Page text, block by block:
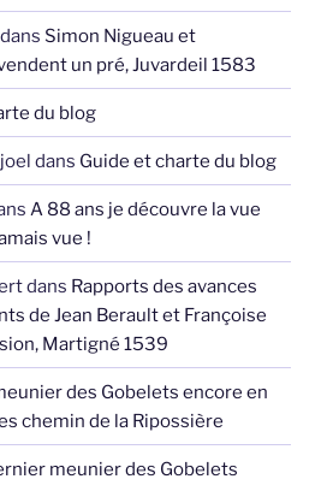
dans Simon Nigueau et
un pré, Juvardeil 1583
du blog
dans Guide et charte du blog
A 88 ans je découvre la vue
vue !
dans Rapports des avances
de Jean Berault et Françoise
Martigné 1539
des Gobelets encore en
chemin de la Ripossière
meunier des Gobelets